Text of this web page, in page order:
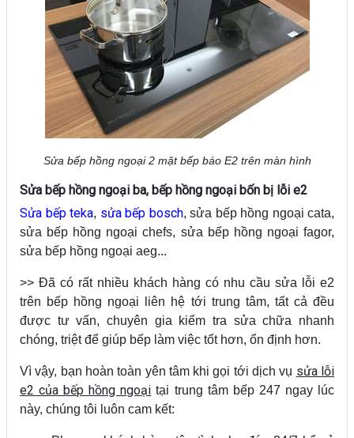
Sửa bếp hồng ngoại 2 mặt bếp báo E2 trên màn hình
Sửa bếp hồng ngoại ba, bếp hồng ngoại bốn bị lỗi e2
Sửa bếp teka, sửa bếp bosch, sửa bếp hồng ngoại cata,
sửa bếp hồng ngoại chefs, sửa bếp hồng ngoại fagor,
sửa bếp hồng ngoại aeg...
>> Đã có rất nhiều khách hàng có nhu cầu sửa lỗi e2
trên bếp hồng ngoại liên hệ tới trung tâm, tất cả đều
được tư vấn, chuyên gia kiểm tra sửa chữa nhanh
chóng, triệt để giúp bếp làm việc tốt hơn, ổn định hơn.
Vì vậy, bạn hoàn toàn yên tâm khi gọi tới dịch vụ sửa lỗi
e2 của bếp hồng ngoại tại trung tâm bếp 247 ngay lúc
này, chúng tôi luôn cam kết: